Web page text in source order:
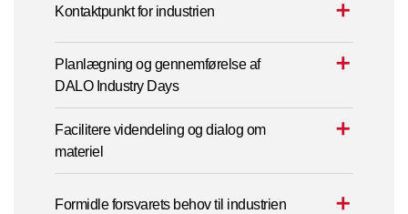
Kontaktpunkt for industrien
Planlægning og gennemførelse af
DALO Industry Days
Facilitere videndeling og dialog om
materiel
Formidle forsvarets behov til industrien